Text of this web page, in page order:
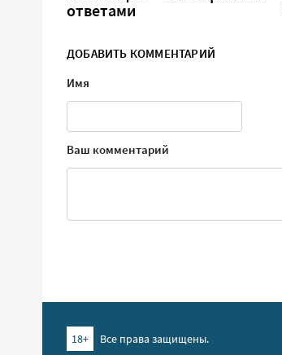
ответами
ДОБАВИТЬ КОММЕНТАРИЙ
Имя
Ваш комментарий
18+ Все права защищены.